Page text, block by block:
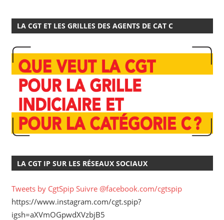
LA CGT ET LES GRILLES DES AGENTS DE CAT C
LA CGT IP SUR LES RÉSEAUX SOCIAUX
Tweets by CgtSpip Suivre @facebook.com/cgtspip
https://www.instagram.com/cgt.spip?
igsh=aXVmOGpwdXVzbjB5